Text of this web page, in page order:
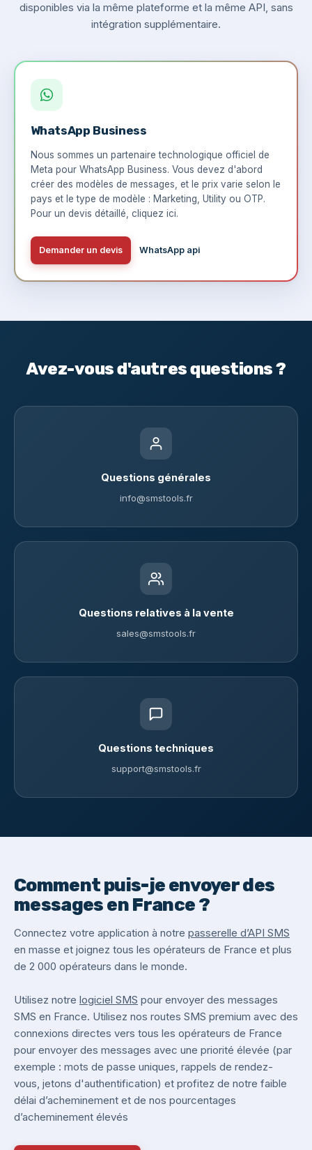
disponibles via la même plateforme et la même API, sans
intégration supplémentaire.
WhatsApp Business
Nous sommes un partenaire technologique officiel de
Meta pour WhatsApp Business. Vous devez d'abord
créer des modèles de messages, et le prix varie selon le
pays et le type de modèle : Marketing, Utility ou OTP.
Pour un devis détaillé, cliquez ici.
Demander un devis WhatsApp api
Avez-vous d'autres questions ?
Questions générales
info@smstools.fr
Questions relatives à la vente
sales@smstools.fr
Questions techniques
support@smstools.fr
Comment puis-je envoyer des
messages en France ?
Connectez votre application à notre passerelle d’API SMS
en masse et joignez tous les opérateurs de France et plus
de 2 000 opérateurs dans le monde.
Utilisez notre logiciel SMS pour envoyer des messages
SMS en France. Utilisez nos routes SMS premium avec des
connexions directes vers tous les opérateurs de France
pour envoyer des messages avec une priorité élevée (par
exemple : mots de passe uniques, rappels de rendez-
vous, jetons d'authentification) et profitez de notre faible
délai d’acheminement et de nos pourcentages
d’acheminement élevés